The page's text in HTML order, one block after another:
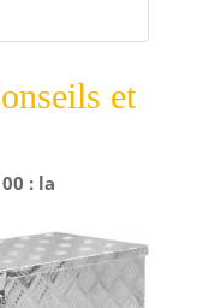
et
: la